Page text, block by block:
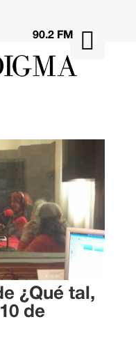

90.2 FM
¿Qué tal,
de